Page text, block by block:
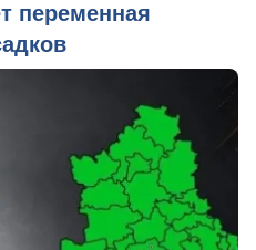
переменная